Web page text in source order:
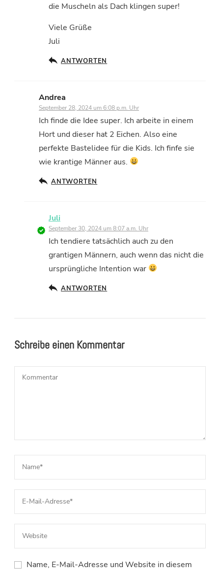
die Muscheln als Dach klingen super!
Viele Grüße
Juli
ANTWORTEN
Andrea
September 28, 2024 um 6:08 p.m. Uhr
Ich finde die Idee super. Ich arbeite in einem
Hort und dieser hat 2 Eichen. Also eine
perfekte Bastelidee für die Kids. Ich finfe sie
wie krantige Männer aus.
ANTWORTEN
Juli
September 30, 2024 um 8:07 a.m. Uhr
Ich tendiere tatsächlich auch zu den
grantigen Männern, auch wenn das nicht die
ursprüngliche Intention war
ANTWORTEN
Schreibe einen Kommentar
Name, E-Mail-Adresse und Website in diesem